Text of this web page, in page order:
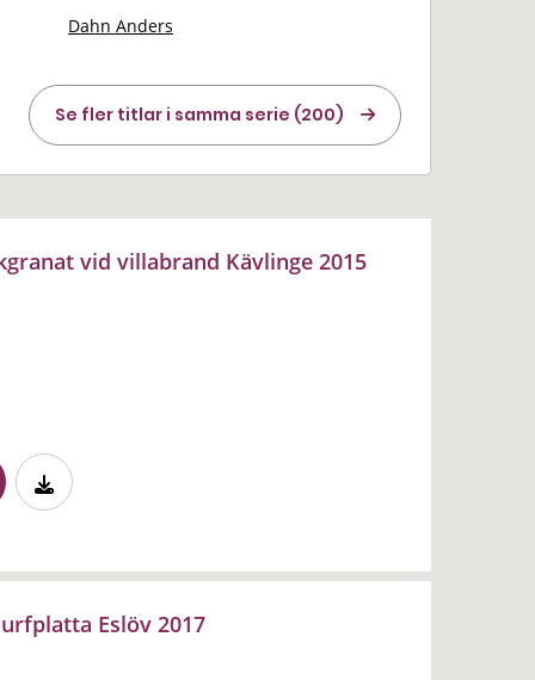
Dahn Anders
Se fler titlar i samma serie (200)
vid villabrand Kävlinge 2015
Eslöv 2017